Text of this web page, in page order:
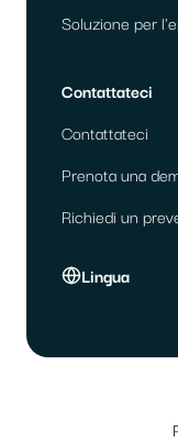
Soluzione per
Contattateci
Contattateci
Prenota una
Richiedi un
Lingua